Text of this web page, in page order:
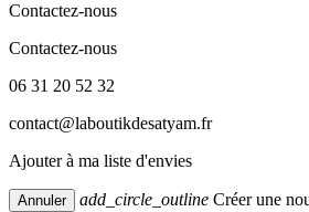
Contactez-nous
Contactez-nous
06 31 20 52 32
contact@laboutikdesatyam.fr
Ajouter à ma liste d'envies
Annuler add_circle_outline Créer une